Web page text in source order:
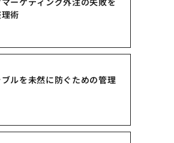
術
ルを未然に防ぐための管理